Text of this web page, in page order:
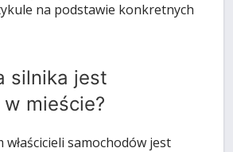
na podstawie konkretnych
silnika jest
mieście?
właścicieli samochodów jest